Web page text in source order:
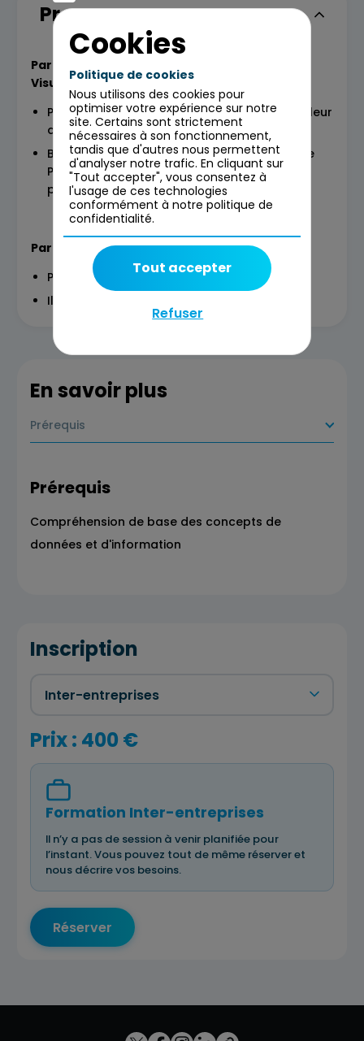
Programme
Partie I : Business Intelligence et Data
Visualisation
Principes et bonnes pratiques de mise en valeur
des données (data visualisation)
Beyond Excel : présentation de l’utilisation de
PowerBI : chargement des données,
préparation, essais de visualisation
Partie II : Use case
Principes de data science
Illustration à travers un cas d’usage
En savoir plus
Prérequis
Prérequis
Compréhension de base des concepts de
données et d'information
Inscription
Prix : 400 €
Formation Inter-entreprises
Il n’y a pas de session à venir planifiée pour
l’instant. Vous pouvez tout de même réserver et
nous décrire vos besoins.
Réserver
Cookies
Politique de cookies
Nous utilisons des cookies pour
optimiser votre expérience sur notre
site. Certains sont strictement
nécessaires à son fonctionnement,
tandis que d'autres nous permettent
d'analyser notre trafic. En cliquant sur
"Tout accepter", vous consentez à
l'usage de ces technologies
conformément à notre politique de
confidentialité.
Refuser
Tout accepter